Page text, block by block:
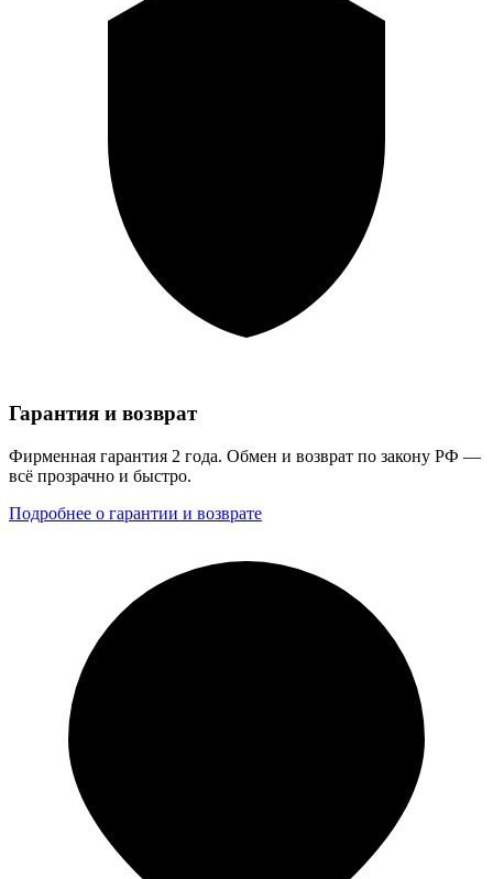
Гарантия и возврат
Фирменная гарантия 2 года. Обмен и возврат по закону РФ —
всё прозрачно и быстро.
Подробнее о гарантии и возврате